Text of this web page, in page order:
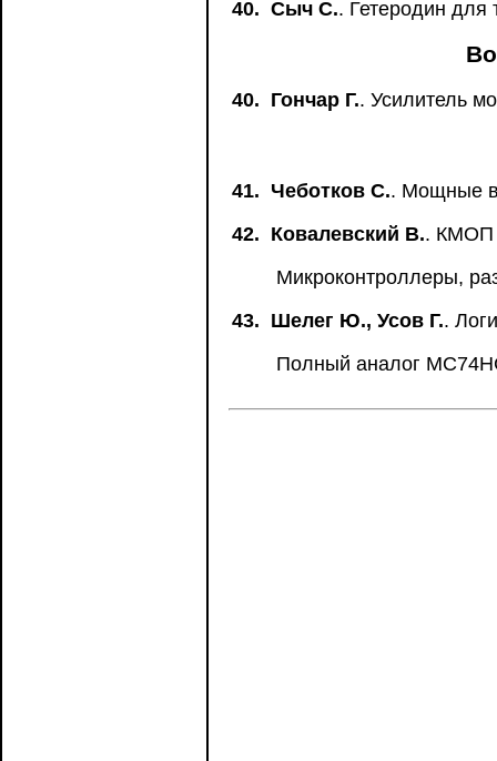
40. Сыч С.. Гетеродин для
40. Гончар Г.. Усилитель
41. Чеботков С.. Мощные
42. Ковалевский В.. КМОП
Микроконтроллеры,
43. Шелег Ю., Усов Г..
Полный аналог